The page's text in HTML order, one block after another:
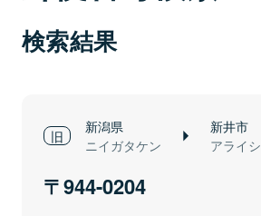
検索結果
新潟県
ニイガタケン
新井市
アライシ
944-0204